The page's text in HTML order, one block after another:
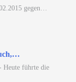
gegen…
Heute führte die